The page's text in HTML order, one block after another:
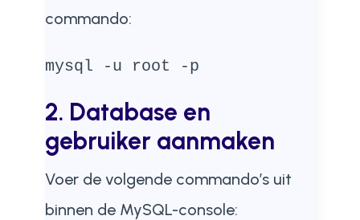
commando:
mysql -u root -p
2. Database en
gebruiker aanmaken
Voer de volgende commando’s uit
binnen de MySQL-console: